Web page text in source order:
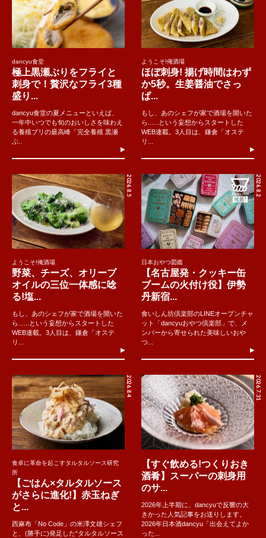
dancyu食堂
極上黒瀬ぶりをフライと
刺身で！贅沢なフライ3種
盛り...
dancyu食堂の夏メニューといえば、
一年中いつでも旬のおいしさを味わえ
る養殖ブリの最高峰「完全養殖 黒瀬
ぶ..
ようこそ!俺酒場
ほぼ刺身! 揚げ時間はわず
か5秒。生姜醤油でさっ
ぱ...
もし、あのシェフが家で酒場を開いた
ら......という妄想からスタートした
WEB連載。3人目は、鎌倉「オステ
リ...
2026.8.5
ようこそ!俺酒場
野菜、チーズ、オリーブ
オイルの三位一体感に唸
る!塩...
もし、あのシェフが家で酒場を開いた
ら......という妄想からスタートした
WEB連載。3人目は、鎌倉「オステ
リ...
2026.8.2
日本おやつ図鑑
【名古屋発・クッキー缶
ブームの火付け役】伊勢
丹新宿...
食いしん坊倶楽部のLINEオープンチャ
ット「dancyuおやつ倶楽部」で、メ
ンバーから寄せられた美味しいおや
つ...
2026.8.4
食卓に革命を起こすタルタルソース研究
所
【ごはん×タルタルソース
がさらに進化!】赤玉ねぎ
と...
西麻布「No Code」の米澤文雄シェフ
と、(勝手に)発足した“タルタルソース
2026.7.31
【すぐ飲める!つくりおき
酒肴】スーパーの刺身用
のサ...
2026年上半期に、dancyuで反響の大
きかった人気記事をお送りします。
2026年日本酒dancyu「出会えてよか
った...